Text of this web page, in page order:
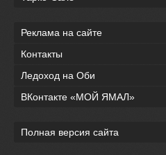
Реклама на сайте
Контакты
Ледоход на Оби
ВКонтакте «МОЙ ЯМАЛ»
Полная версия сайта